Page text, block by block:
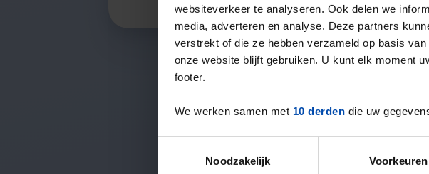
websiteverkeer te analyseren. Ook delen we
media, adverteren en analyse. Deze partners
verstrekt of die ze hebben verzameld op basis
onze website blijft gebruiken. U kunt elk moment
footer.
We werken samen met 10 derden die uw
Noodzakelijk
Voorkeuren